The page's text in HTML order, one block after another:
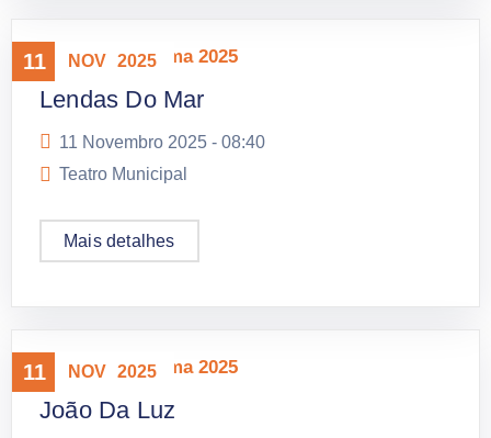
11 NOV 2025
Mostra Panorama 2025
Lendas Do Mar
11 Novembro 2025 - 08:40
Teatro Municipal
Mais detalhes
11 NOV 2025
Mostra Panorama 2025
João Da Luz